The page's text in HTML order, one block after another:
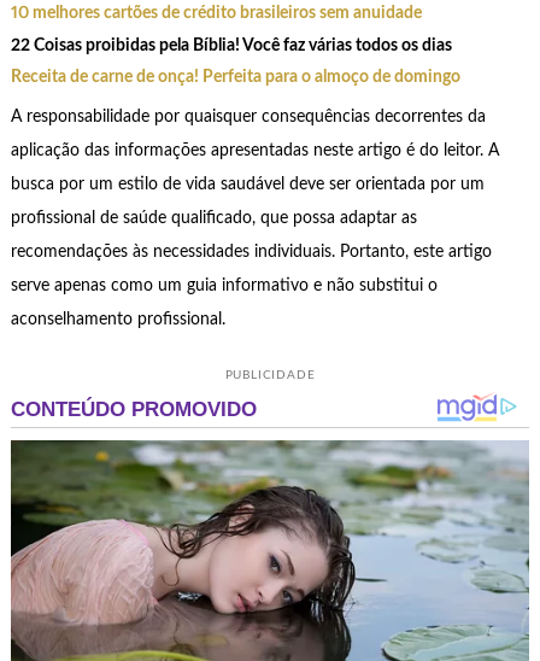
10 melhores cartões de crédito brasileiros sem anuidade
22 Coisas proibidas pela Bíblia! Você faz várias todos os dias
Receita de carne de onça! Perfeita para o almoço de domingo
A responsabilidade por quaisquer consequências decorrentes da
aplicação das informações apresentadas neste artigo é do leitor. A
busca por um estilo de vida saudável deve ser orientada por um
profissional de saúde qualificado, que possa adaptar as
recomendações às necessidades individuais. Portanto, este artigo
serve apenas como um guia informativo e não substitui o
aconselhamento profissional.
PUBLICIDADE